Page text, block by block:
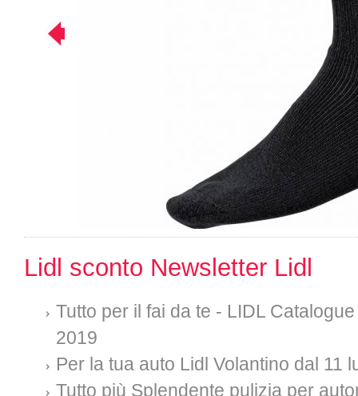
Lidl sconto Newsletter Lidl
Tutto per il fai da te - LIDL
2019
Per la tua auto Lidl Volantino dal 11
Tutto più Splendente pulizia per